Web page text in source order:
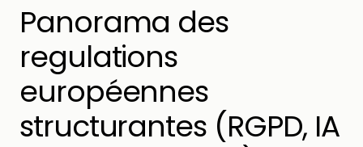
Panorama des
regulations
européennes
structurantes (RGPD, IA